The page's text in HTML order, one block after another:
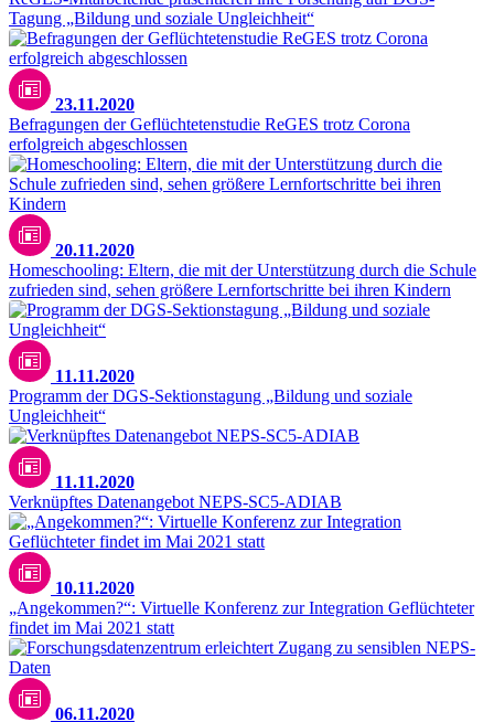
Tagung „Bildung und soziale Ungleichheit“
23.11.2020
Befragungen der Geflüchtetenstudie ReGES trotz Corona
erfolgreich abgeschlossen
20.11.2020
Homeschooling: Eltern, die mit der Unterstützung durch die Schule
zufrieden sind, sehen größere Lernfortschritte bei ihren Kindern
11.11.2020
Programm der DGS-Sektionstagung „Bildung und soziale
Ungleichheit“
11.11.2020
Verknüpftes Datenangebot NEPS-SC5-ADIAB
10.11.2020
„Angekommen?“: Virtuelle Konferenz zur Integration Geflüchteter
findet im Mai 2021 statt
06.11.2020